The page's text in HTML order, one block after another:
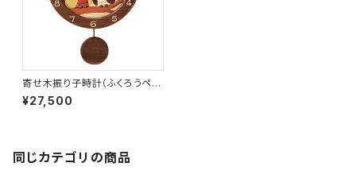
寄せ木振り子時計（ふくろうペ
ア）［WF-2］
¥27,500
同じカテゴリの商品